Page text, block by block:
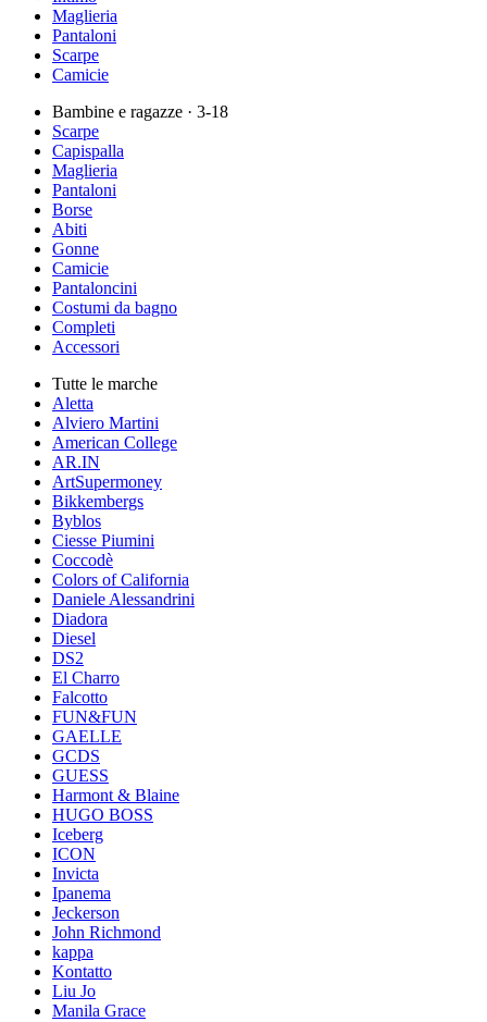
Maglieria
Pantaloni
Scarpe
Camicie
Bambine e ragazze · 3-18
Scarpe
Capispalla
Maglieria
Pantaloni
Borse
Abiti
Gonne
Camicie
Pantaloncini
Costumi da bagno
Completi
Accessori
Tutte le marche
Aletta
Alviero Martini
American College
AR.IN
ArtSupermoney
Bikkembergs
Byblos
Ciesse Piumini
Coccodè
Colors of California
Daniele Alessandrini
Diadora
Diesel
DS2
El Charro
Falcotto
FUN&FUN
GAELLE
GCDS
GUESS
Harmont & Blaine
HUGO BOSS
Iceberg
ICON
Invicta
Ipanema
Jeckerson
John Richmond
kappa
Kontatto
Liu Jo
Manila Grace